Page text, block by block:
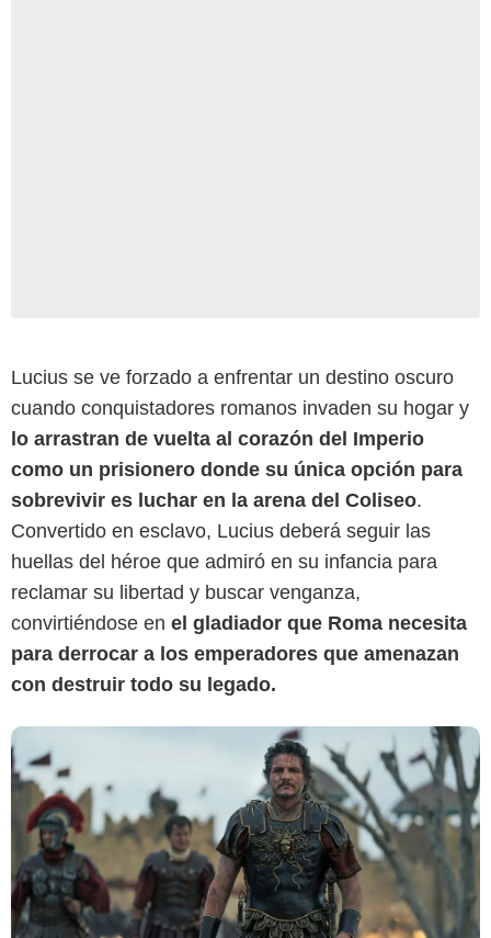
Lucius se ve forzado a enfrentar un destino oscuro
cuando conquistadores romanos invaden su hogar y
lo arrastran de vuelta al corazón del Imperio
como un prisionero donde su única opción para
sobrevivir es luchar en la arena del Coliseo.
Convertido en esclavo, Lucius deberá seguir las
huellas del héroe que admiró en su infancia para
reclamar su libertad y buscar venganza,
convirtiéndose en el gladiador que Roma necesita
para derrocar a los emperadores que amenazan
con destruir todo su legado.
Paramount Pictures